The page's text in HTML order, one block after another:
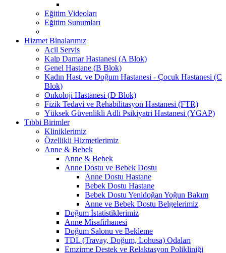
Eğitim Videoları
Eğitim Sunumları
Hizmet Binalarımız
Acil Servis
Kalp Damar Hastanesi (A Blok)
Genel Hastane (B Blok)
Kadın Hast. ve Doğum Hastanesi - Çocuk Hastanesi (C
Blok)
Onkoloji Hastanesi (D Blok)
Fizik Tedavi ve Rehabilitasyon Hastanesi (FTR)
Yüksek Güvenlikli Adli Psikiyatri Hastanesi (YGAP)
Tıbbi Birimler
Kliniklerimiz
Özellikli Hizmetlerimiz
Anne & Bebek
Anne & Bebek
Anne Dostu ve Bebek Dostu
Anne Dostu Hastane
Bebek Dostu Hastane
Bebek Dostu Yenidoğan Yoğun Bakım
Anne ve Bebek Dostu Belgelerimiz
Doğum İstatistiklerimiz
Anne Misafirhanesi
Doğum Salonu ve Bekleme
TDL (Travay, Doğum, Lohusa) Odaları
Emzirme Destek ve Relaktasyon Polikliniği